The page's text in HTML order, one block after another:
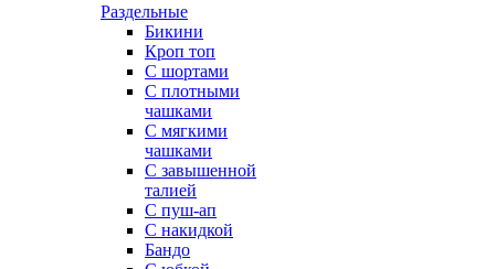
Раздельные
Бикини
Кроп топ
С шортами
С плотными
чашками
С мягкими
чашками
С завышенной
талией
С пуш-ап
С накидкой
Бандо